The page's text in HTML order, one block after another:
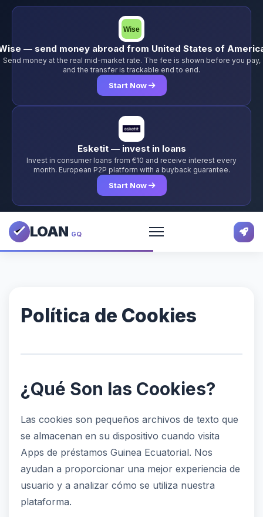
— send money abroad from United States of
Send money at the real mid-market rate. The fee is shown before you pay,
and the transfer is trackable end to end.
Start Now
Esketit — invest in loans
Invest in consumer loans from €10 and receive interest every
month. European P2P platform with a buyback guarantee.
Start Now
LOAN GQ
Política de Cookies
¿Qué Son las Cookies?
Las cookies son pequeños archivos de texto que
se almacenan en su dispositivo cuando visita
Apps de préstamos Guinea Ecuatorial. Nos
ayudan a proporcionar una mejor experiencia de
usuario y a analizar cómo se utiliza nuestra
plataforma.